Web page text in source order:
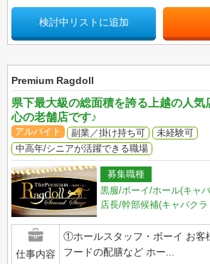
検討中リストに追加
Premium Ragdoll
県下最大級の総面積を誇る上越の人気
心の老舗店です♪
アルバイト 副業／掛け持ち可
未経験可
中高年/シニアが活躍できる職場
募集職種
黒服/ボーイ/ホール(キャ
店長/幹部候補(キャバク
仕事内容
①ホールスタッフ・ボーイ お客
フードの配膳など ホー...